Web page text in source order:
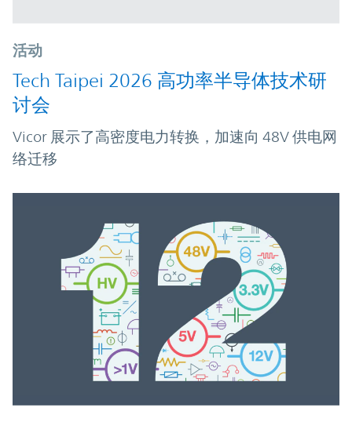
活动
Tech Taipei 2026 高功率半导体技术研
讨会
Vicor 展示了高密度电力转换，加速向 48V 供电网
络迁移